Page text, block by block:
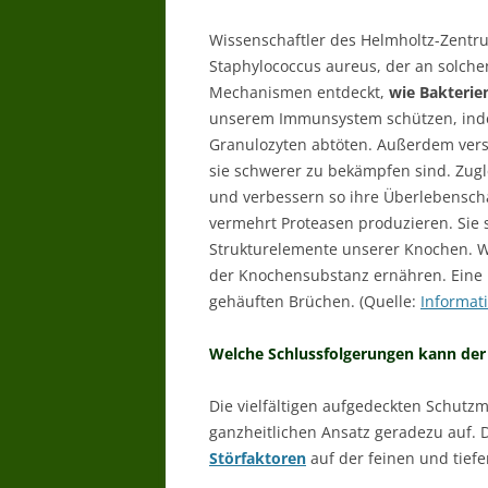
Wissenschaftler des Helmholtz-
Staphylococcus aureus, der an
Mechanismen entdeckt, wie
unserem Immunsystem schützen,
Granulozyten abtöten. Außerdem
sie schwerer zu bekämpfen sind.
und verbessern so ihre
vermehrt Proteasen produzieren.
Strukturelemente unserer Knochen.
der Knochensubstanz ernähren.
gehäuften Brüchen. (Quelle:
Welche Schlussfolgerungen kann
Die vielfältigen aufgedeckten
ganzheitlichen Ansatz geradezu auf.
Störfaktoren auf der feinen und